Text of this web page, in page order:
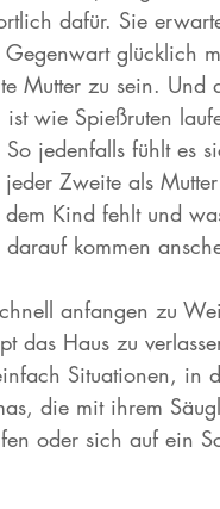
dafür. Sie
glücklich
Mutter zu sein. Und
wie Spießruten
jedenfalls fühlt es
Zweite als
Kind fehlt und
kommen
anfangen zu
das Haus zu
Situationen, in
die mit ihrem
oder sich auf ein